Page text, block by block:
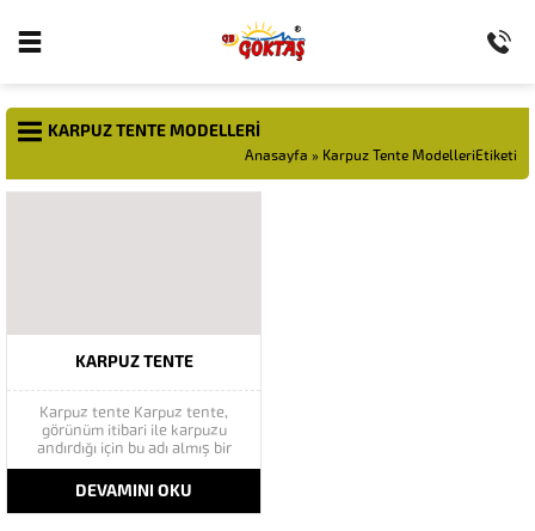
KARPUZ TENTE MODELLERI
Anasayfa » Karpuz Tente ModelleriEtiketi
KARPUZ TENTE
Karpuz tente Karpuz tente,
görünüm itibari ile karpuzu
andırdığı için bu adı almış bir
tente modelidir. Karpuz
tente daha çok cafe, restaurant
gibi alanlarda kullanılsa da,
evlerin pencereleri için
DEVAMINI OKU